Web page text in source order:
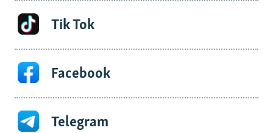
Tik Tok
Facebook
Telegram